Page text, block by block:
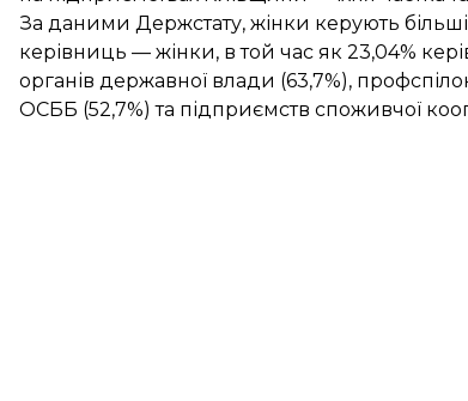
За даними Держстату, жінки керують
керівниць — жінки, в той час як 23,04%
органів державної влади (63,7%),
ОСББ (52,7%) та підприємств споживчої